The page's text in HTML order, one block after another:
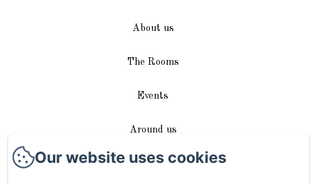
About us
The Rooms
Events
Around us
Access / Contact
Our website uses cookies